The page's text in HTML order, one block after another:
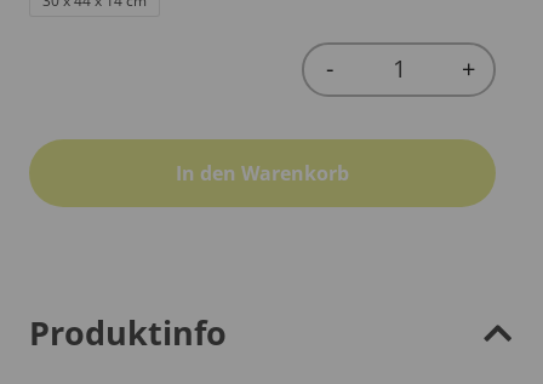
Quantity
- +
In den Warenkorb
Produktinfo